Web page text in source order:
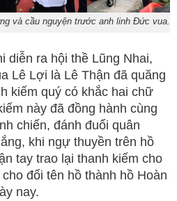
và cầu nguyện trước anh linh Đức vua.
diễn ra hội thề Lũng Nhai,
Lê Lợi là Lê Thận đã quăng
kiếm quý có khắc hai chữ
này đã đồng hành cùng
chiến, đánh đuổi quân
khi ngự thuyền trên hồ
tay trao lại thanh kiếm cho
đổi tên hồ thành hồ Hoàn
nay.